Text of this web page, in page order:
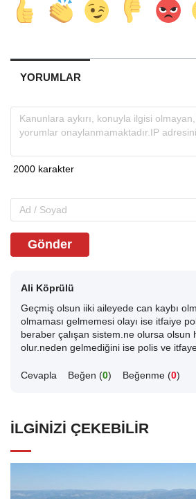
YORUMLAR
Gönder
Ali Köprülü
Geçmiş olsun iiki aileyede can kaybı
olmaması gelmemesi olayı ise itfaiye
beraber çalışan sistem.ne olursa olsun
olur.neden gelmediğini ise polis ve
Cevapla Beğen (0) Beğenme (0)
İLGINIZI ÇEKEBILIR